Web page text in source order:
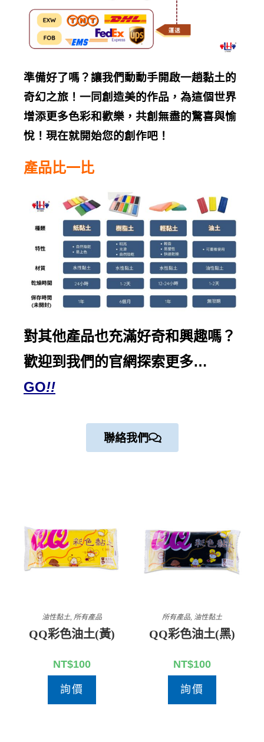
準備好了嗎？讓我們動動手開啟一趟黏土的
奇幻之旅！一同創造美的作品，為這個世界
增添更多色彩和歡樂，共創無盡的驚喜與愉
悅！現在就開始您的創作吧！
產品比一比
對其他產品也充滿好奇和興趣嗎？
歡迎到我們的官網探索更多…
GO!!
聯絡我們
油性黏土, 所有產品
QQ彩色油土(黃)
NT$100
詢價
所有產品, 油性黏土
QQ彩色油土(黑)
NT$100
詢價